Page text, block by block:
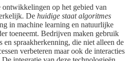
ontwikkelingen op het gebied van
De huidige staat algoritmes
in machine learning en natuurlijke
toeneemt. Bedrijven maken gebruik
en spraakherkenning, die niet alleen de
verbeteren maar ook de interacties